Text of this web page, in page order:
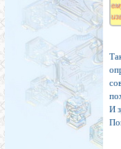
И